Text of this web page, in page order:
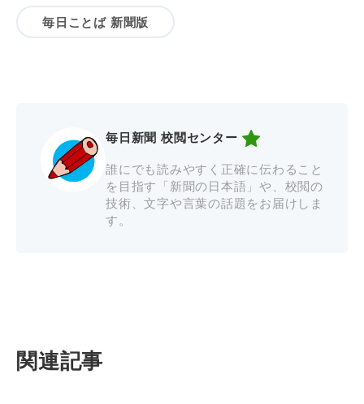
毎日ことば 新聞版
毎日新聞 校閲センター
誰にでも読みやすく正確に伝わること
を目指す「新聞の日本語」や、校閲の
技術、文字や言葉の話題をお届けしま
す。
関連記事